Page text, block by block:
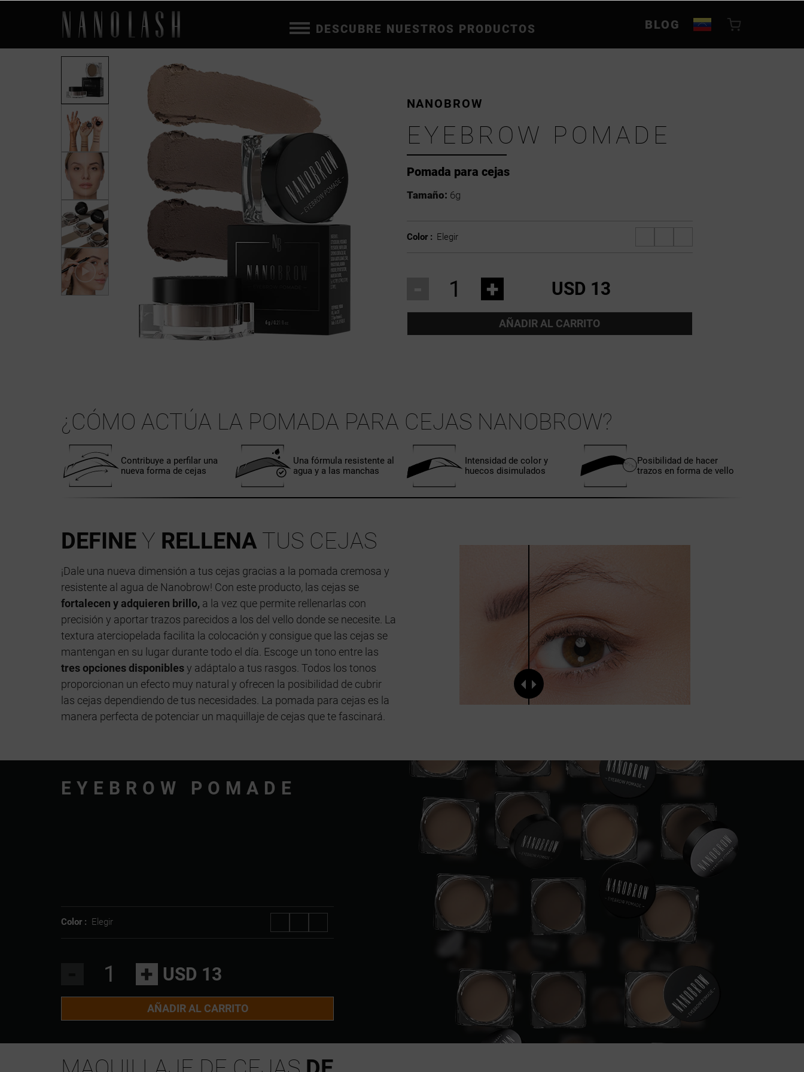
DESCUBRE NUESTROS PRODUCTOS BLOG
Pomada para cejas
NANOBROW
EYEBROW POMADE
Tamaño: 6g
Color : Elegir
+ USD 13
AÑADIR AL CARRITO
¿CÓMO ACTÚA LA POMADA PARA CEJAS NANOBROW?
Contribuye a perfilar una
nueva forma de cejas
Una fórmula resistente al
agua y a las manchas
Intensidad de color y
huecos disimulados
Posibilidad de hacer
trazos en forma de vello
DEFINE Y RELLENA TUS CEJAS
¡Dale una nueva dimensión a tus cejas gracias a la pomada cremosa y
resistente al agua de Nanobrow! Con este producto, las cejas se
fortalecen y adquieren brillo, a la vez que permite rellenarlas con
precisión y aportar trazos parecidos a los del vello donde se necesite. La
textura aterciopelada facilita la colocación y consigue que las cejas se
mantengan en su lugar durante todo el día. Escoge un tono entre las
tres opciones disponiblesy adáptalo a tus rasgos. Todos los tonos
proporcionan un efecto muy natural y ofrecen la posibilidad de cubrir
las cejas dependiendo de tus necesidades. La pomada para cejas es la
manera perfecta de potenciar un maquillaje de cejas que te fascinará.
EYEBROW POMADE
Color : Elegir
+ USD 13
AÑADIR AL CARRITO